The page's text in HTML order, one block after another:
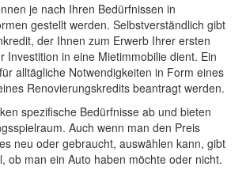
je nach Ihren Bedürfnissen in
gestellt werden. Selbstverständlich gibt
der Ihnen zum Erwerb Ihrer ersten
Investition in eine Mietimmobilie dient. Ein
alltägliche Notwendigkeiten in Form eines
Renovierungskredits beantragt werden.
spezifische Bedürfnisse ab und bieten
Auch wenn man den Preis
neu oder gebraucht, auswählen kann, gibt
ob man ein Auto haben möchte oder nicht.